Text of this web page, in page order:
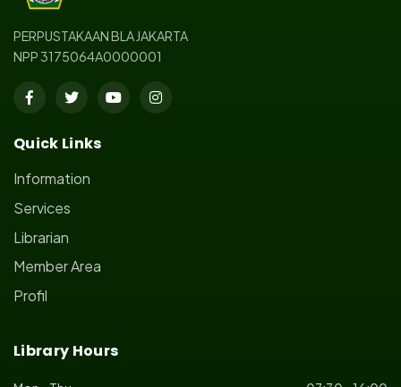
PERPUSTAKAAN BLA JAKARTA
NPP 3175064A0000001
Quick Links
Information
Services
Librarian
Member Area
Profil
Library Hours